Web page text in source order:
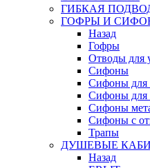
ГИБКАЯ
ГОФРЫ И
Назад
Гофры
Отводы для
Сифоны
Сифоны для
Сифоны для
Сифоны
Сифоны с
Трапы
ДУШЕВЫЕ
Назад